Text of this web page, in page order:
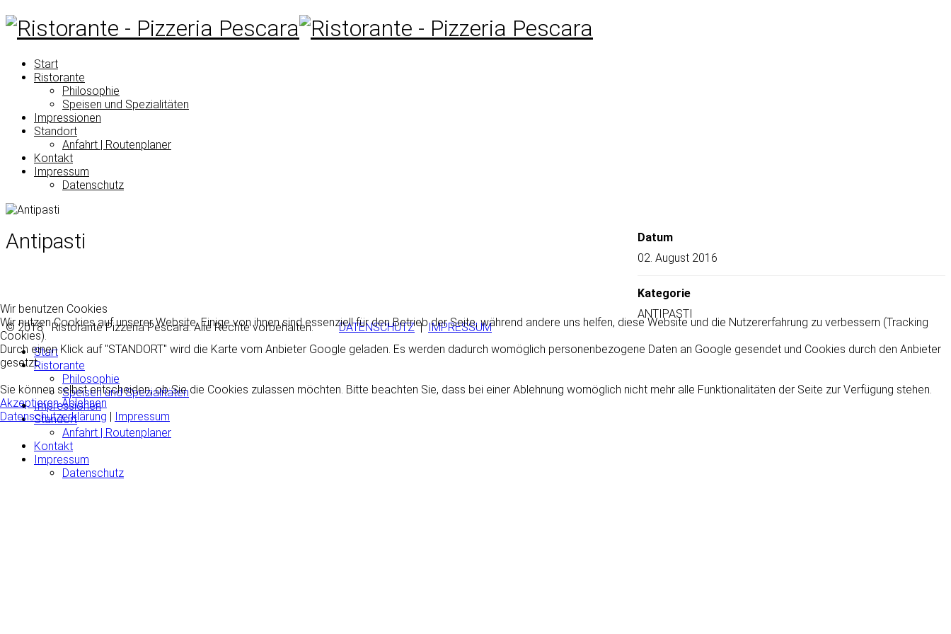
Start
Ristorante
Philosophie
Speisen und Spezialitäten
Impressionen
Standort
Anfahrt | Routenplaner
Kontakt
Impressum
Datenschutz
Antipasti
Datum
02. August 2016
Kategorie
ANTIPASTI
© 2018 Ristorante Pizzeria Pescara. Alle Rechte vorbehalten.DATENSCHUTZ|IMPRESSUM
Start
Ristorante
Philosophie
Speisen und Spezialitäten
Impressionen
Standort
Anfahrt | Routenplaner
Kontakt
Impressum
Datenschutz
Wir benutzen Cookies
Wir nutzen Cookies auf unserer Website. Einige von ihnen sind essenziell für den Betrieb der Seite, während andere uns helfen, diese Website und die Nutzererfahrung zu verbessern (Tracking
Cookies).
Durch einen Klick auf "STANDORT" wird die Karte vom Anbieter Google geladen. Es werden dadurch womöglich personenbezogene Daten an Google gesendet und Cookies durch den Anbieter
gesetzt.
Sie können selbst entscheiden, ob Sie die Cookies zulassen möchten. Bitte beachten Sie, dass bei einer Ablehnung womöglich nicht mehr alle Funktionalitäten der Seite zur Verfügung stehen.
Akzeptieren Ablehnen
Datenschutzerklärung | Impressum